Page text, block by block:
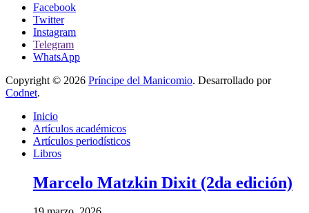
Facebook
Twitter
Instagram
Telegram
WhatsApp
Copyright © 2026 Príncipe del Manicomio. Desarrollado por
Codnet.
Inicio
Artículos académicos
Artículos periodísticos
Libros
Marcelo Matzkin Dixit (2da edición)